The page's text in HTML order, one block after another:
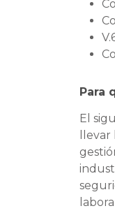
Para
El